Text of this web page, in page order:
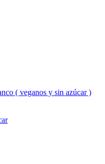
( veganos y sin azúcar )